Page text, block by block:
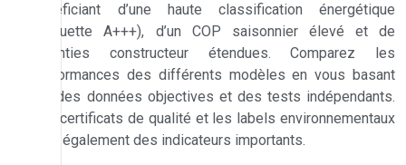
bénéficiant d’une haute classification énergétique
(étiquette A+++), d’un COP saisonnier élevé et de
garanties constructeur étendues. Comparez les
performances des différents modèles en vous basant
sur des données objectives et des tests indépendants.
Les certificats de qualité et les labels environnementaux
sont également des indicateurs importants.